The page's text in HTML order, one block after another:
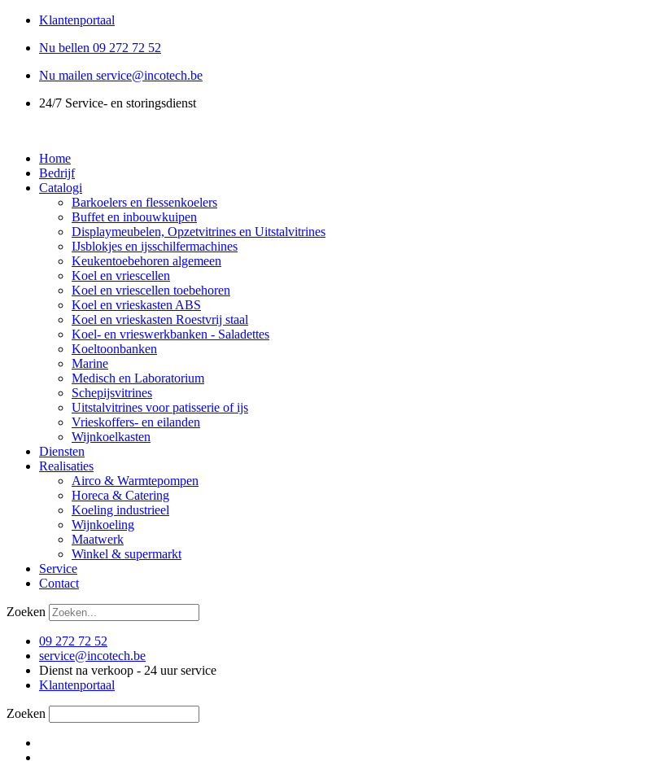
Klantenportaal
Nu bellen 09 272 72 52
Nu mailen service@incotech.be
24/7 Service- en storingsdienst
Home
Bedrijf
Catalogi
Barkoelers en flessenkoelers
Buffet en inbouwkuipen
Displaymeubelen, Opzetvitrines en Uitstalvitrines
IJsblokjes en ijsschilfermachines
Keukentoebehoren algemeen
Koel en vriescellen
Koel en vriescellen toebehoren
Koel en vrieskasten ABS
Koel en vrieskasten Roestvrij staal
Koel- en vrieswerkbanken - Saladettes
Koeltoonbanken
Marine
Medisch en Laboratorium
Schepijsvitrines
Uitstalvitrines voor patisserie of ijs
Vrieskoffers- en eilanden
Wijnkoelkasten
Diensten
Realisaties
Airco & Warmtepompen
Horeca & Catering
Koeling industrieel
Wijnkoeling
Maatwerk
Winkel & supermarkt
Service
Contact
Zoeken
09 272 72 52
service@incotech.be
Dienst na verkoop - 24 uur service
Klantenportaal
Zoeken